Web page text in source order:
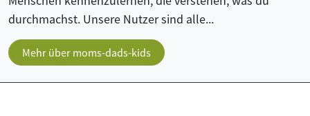
durchmachst. Unsere Nutzer sind alle...
Mehr über moms-dads-kids